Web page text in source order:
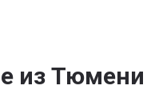
из Тюмени